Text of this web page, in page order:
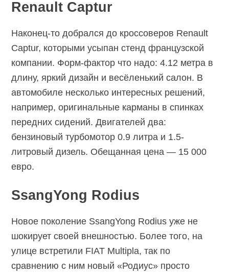
Renault Captur
Наконец-то добрался до кроссоверов Renault
Captur, которыми усыпан стенд французской
компании. Форм-фактор что надо: 4.12 метра в
длину, яркий дизайн и весёленький салон. В
автомобиле несколько интересных решений,
например, оригинальные карманы в спинках
передних сидений. Двигателей два:
бензиновый турбомотор 0.9 литра и 1.5-
литровый дизель. Обещанная цена — 15 000
евро.
SsangYong Rodius
Новое поколение SsangYong Rodius уже не
шокирует своей внешностью. Более того, на
улице встретили FIAT Multipla, так по
сравнению с ним новый «Родиус» просто